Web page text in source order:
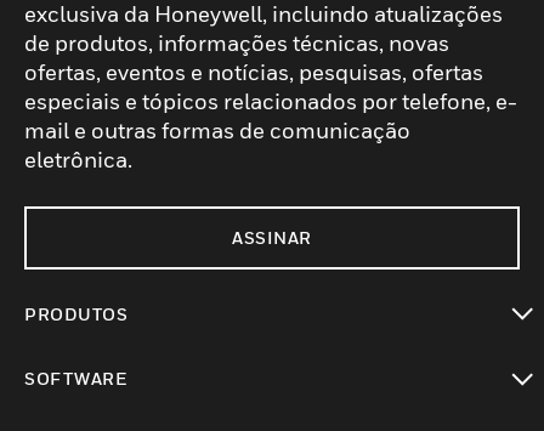
exclusiva da Honeywell, incluindo atualizações
de produtos, informações técnicas, novas
ofertas, eventos e notícias, pesquisas, ofertas
especiais e tópicos relacionados por telefone, e-
mail e outras formas de comunicação
eletrônica.
ASSINAR
PRODUTOS
SOFTWARE